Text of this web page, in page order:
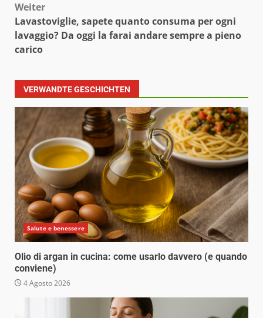
Weiter
Lavastoviglie, sapete quanto consuma per ogni
lavaggio? Da oggi la farai andare sempre a pieno
carico
VERWANDTE GESCHICHTEN
Salute e benessere
Olio di argan in cucina: come usarlo davvero (e quando
conviene)
4 Agosto 2026